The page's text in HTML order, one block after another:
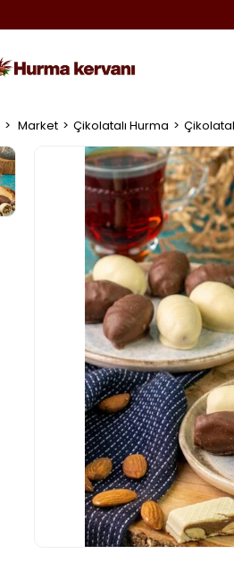
Market Çikolatalı Hurma